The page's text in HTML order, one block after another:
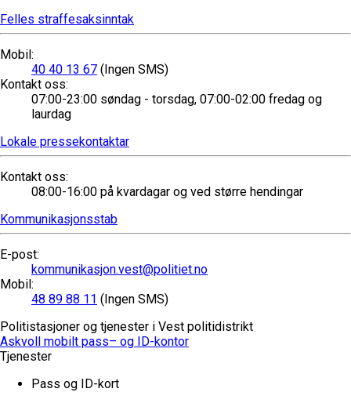
Felles straffesaksinntak
Mobil:
40 40 13 67 (Ingen SMS)
Kontakt oss:
07:00-23:00 søndag - torsdag, 07:00-02:00 fredag og
laurdag
Lokale pressekontaktar
Kontakt oss:
08:00-16:00 på kvardagar og ved større hendingar
Kommunikasjonsstab
E-post:
kommunikasjon.vest@politiet.no
Mobil:
48 89 88 11 (Ingen SMS)
Politistasjoner og tjenester i Vest politidistrikt
Askvoll mobilt pass– og ID-kontor
Tjenester
Pass og ID-kort